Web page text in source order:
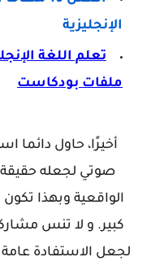
الإنجليزية
ملفات بودكاست
أخيرًا، حاول دائما
صوتي لجعله
الواقعية وبهذا
كبير. و لا تنس
لجعل الاستفادة